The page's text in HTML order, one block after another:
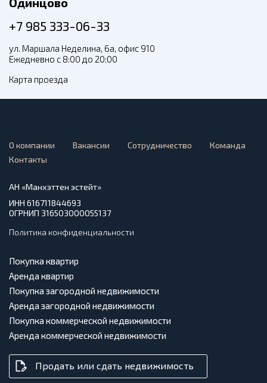
+7 985 333-06-33
ул. Маршала Неделина, 6а, офис 910
Ежедневно с 8:00 до 20:00
Карта проезда
О компании Вакансии Сотрудничество
Команда
Контакты
АН «Манхэттен эстейт»
ИНН 616711844693
ОГРНИП 316503000055137
Политика конфиденциальности
Покупка квартир
Аренда квартир
Покупка загородной недвижимости
Аренда загородной недвижимости
Покупка коммерческой недвижимости
Аренда коммерческой недвижимости
Продать или сдать недвижимость